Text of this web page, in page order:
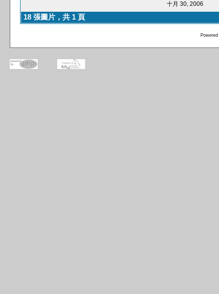
十月 30, 2006
18 張圖片，共 1 頁